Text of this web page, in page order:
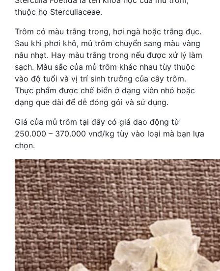
thuộc họ Sterculiaceae.
Trôm có màu trắng trong, hơi ngà hoặc trắng đục.
Sau khi phơi khô, mủ trôm chuyển sang màu vàng
nâu nhạt. Hay màu trắng trong nếu được xử lý làm
sạch. Màu sắc của mủ trôm khác nhau tùy thuộc
vào độ tuổi và vị trí sinh trưởng của cây trôm.
Thực phẩm được chế biển ở dạng viên nhỏ hoặc
dạng que dài để dễ đóng gói và sử dụng.
Giá của mủ trôm tại đây có giá dao động từ
250.000 – 370.000 vnđ/kg tùy vào loại mà bạn lựa
chọn.